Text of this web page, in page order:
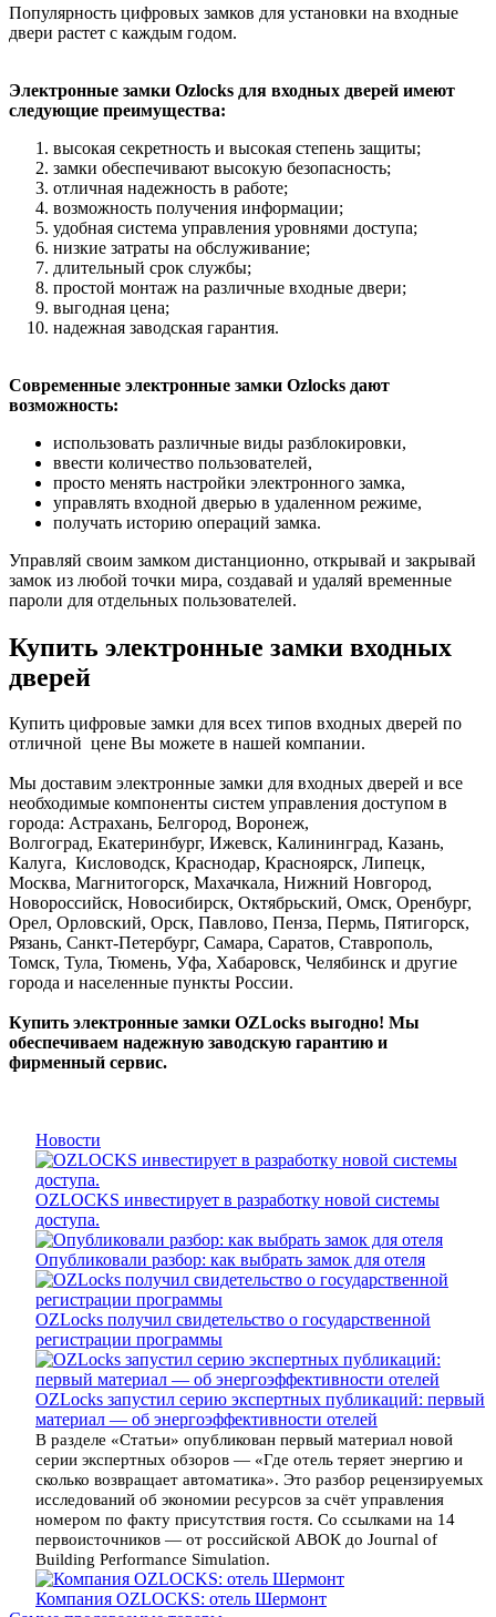
Популярность цифровых замков для установки на входные
двери растет с каждым годом.
Электронные замки Ozlocks для входных дверей имеют
следующие преимущества:
высокая секретность и высокая степень защиты;
замки обеспечивают высокую безопасность;
отличная надежность в работе;
возможность получения информации;
удобная система управления уровнями доступа;
низкие затраты на обслуживание;
длительный срок службы;
простой монтаж на различные входные двери;
выгодная цена;
надежная заводская гарантия.
Современные электронные замки Ozlocks дают
возможность:
использовать различные виды разблокировки,
ввести количество пользователей,
просто менять настройки электронного замка,
управлять входной дверью в удаленном режиме,
получать историю операций замка.
Управляй своим замком дистанционно, открывай и закрывай
замок из любой точки мира, создавай и удаляй временные
пароли для отдельных пользователей.
Купить электронные замки входных
дверей
Купить цифровые замки для всех типов входных дверей по
отличной цене Вы можете в нашей компании.
Мы доставим электронные замки для входных дверей и все
необходимые компоненты систем управления доступом в
города: Астрахань, Белгород, Воронеж,
Волгоград, Екатеринбург, Ижевск, Калининград, Казань,
Калуга, Кисловодск, Краснодар, Красноярск, Липецк,
Москва, Магнитогорск, Махачкала, Нижний Новгород,
Новороссийск, Новосибирск, Октябрьский, Омск, Оренбург,
Орел, Орловский, Орск, Павлово, Пенза, Пермь, Пятигорск,
Рязань, Санкт-Петербург, Самара, Саратов, Ставрополь,
Томск, Тула, Тюмень, Уфа, Хабаровск, Челябинск и другие
города и населенные пункты России.
Купить электронные замки OZLocks выгодно! Мы
обеспечиваем надежную заводскую гарантию и
фирменный сервис.
Новости
OZLOCKS инвестирует в разработку новой системы
доступа.
Опубликовали разбор: как выбрать замок для отеля
OZLocks получил свидетельство о государственной
регистрации программы
OZLocks запустил серию экспертных публикаций: первый
материал — об энергоэффективности отелей
В разделе «Статьи» опубликован первый материал новой
серии экспертных обзоров — «Где отель теряет энергию и
сколько возвращает автоматика». Это разбор рецензируемых
исследований об экономии ресурсов за счёт управления
номером по факту присутствия гостя. Со ссылками на 14
первоисточников — от российской АВОК до Journal of
Building Performance Simulation.
Компания OZLOCKS: отель Шермонт